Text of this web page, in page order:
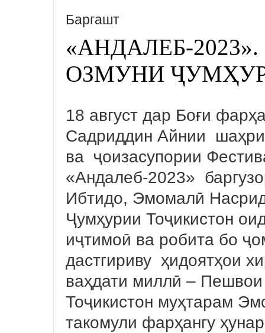
Баргашт
«АНДАЛЕБ-
ОЗМУНИ
18 август дар Боғи
Садриддин Айнии
ва ҷоизасупории
«Андалеб-2023»
Ибтидо, Эмомалӣ
Ҷумҳурии Тоҷикистон
иҷтимоӣ ва робита бо
дастгириву ҳидоятҳои
ваҳдати миллӣ –
Тоҷикистон муҳтарам
такомули фарҳангу